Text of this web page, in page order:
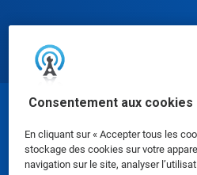
Consentement aux cookies
En cliquant sur « Accepter tous les
stockage des cookies sur votre
navigation sur le site, analyser
Fiches signalétiques|